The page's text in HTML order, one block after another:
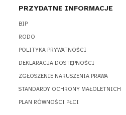
PRZYDATNE INFORMACJE
BIP
RODO
POLITYKA PRYWATNOŚCI
DEKLARACJA DOSTĘPNOŚCI
ZGŁOSZENIE NARUSZENIA PRAWA
STANDARDY OCHRONY MAŁOLETNICH
PLAN RÓWNOŚCI PŁCI